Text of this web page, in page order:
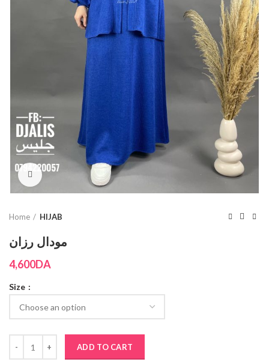
Click to enlarge
Home HIJAB
مودال رزان
4,600DA
Size
ADD TO CART